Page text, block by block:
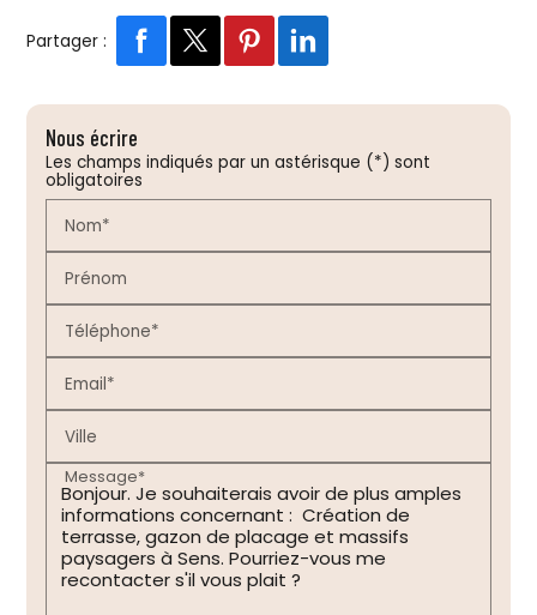
Partager :
Nous écrire
Les champs indiqués par un astérisque (*) sont
obligatoires
Nom*
Prénom
Téléphone*
Email*
Ville
Message*